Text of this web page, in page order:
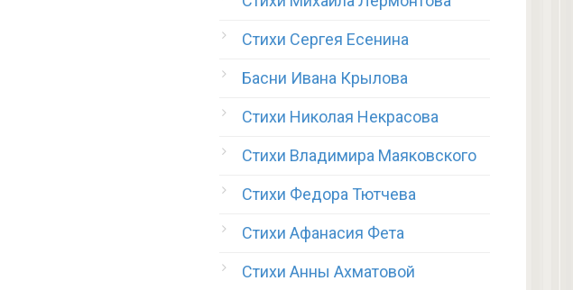
Стихи Сергея Есенина
Басни Ивана Крылова
Стихи Николая Некрасова
Стихи Владимира Маяковского
Стихи Федора Тютчева
Стихи Афанасия Фета
Стихи Анны Ахматовой